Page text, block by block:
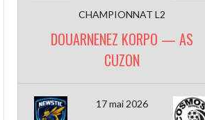
CHAMPIONNAT L2
DOUARNENEZ KORPO — AS
CUZON
17 mai 2026